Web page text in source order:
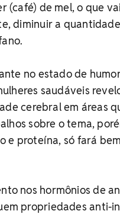
(café) de mel, o que
diminuir a
no estado de
saudáveis
cerebral em áreas
sobre o tema,
proteína, só fará
nos hormônios de
propriedades anti-